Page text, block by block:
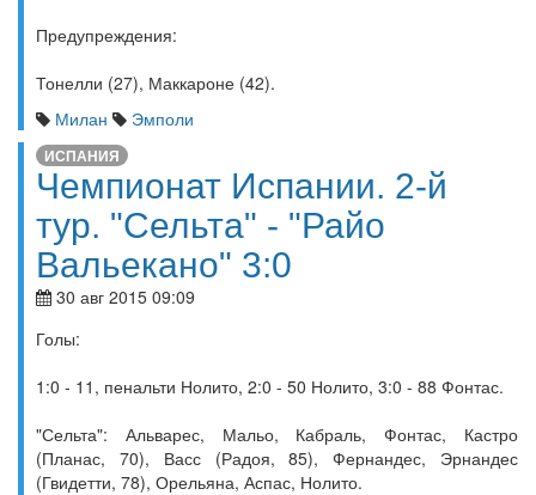
Предупреждения:
Тонелли (27), Маккароне (42).
Милан
Эмполи
ИСПАНИЯ
Чемпионат Испании. 2-й
тур. "Сельта" - "Райо
Вальекано" 3:0
30 авг 2015 09:09
Голы:
1:0 - 11, пенальти Нолито, 2:0 - 50 Нолито, 3:0 - 88 Фонтас.
"Сельта": Альварес, Мальо, Кабраль, Фонтас, Кастро
(Планас, 70), Васс (Радоя, 85), Фернандес, Эрнандес
(Гвидетти, 78), Орельяна, Аспас, Нолито.